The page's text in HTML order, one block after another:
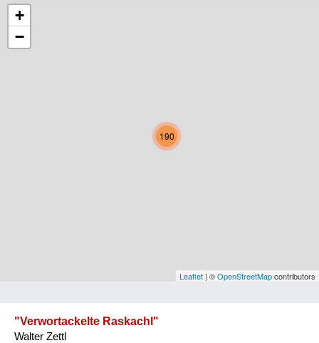
Niederösterreich
Oberösterreich
Vorarlberg
190
+
−
Leaflet | ©OpenStreetMapcontributors
"Verwortackelte Raskachl"
Walter Zettl